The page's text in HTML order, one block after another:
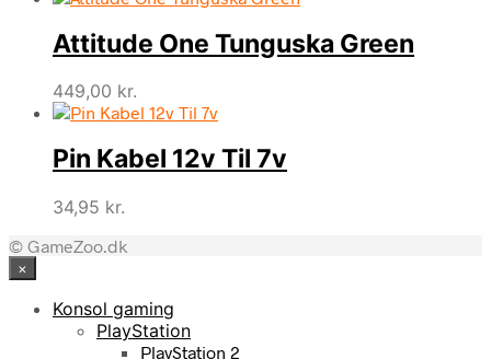
Attitude One Tunguska Green
449,00 kr.
Pin Kabel 12v Til 7v
34,95 kr.
© GameZoo.dk
×
Konsol gaming
PlayStation
PlayStation 2